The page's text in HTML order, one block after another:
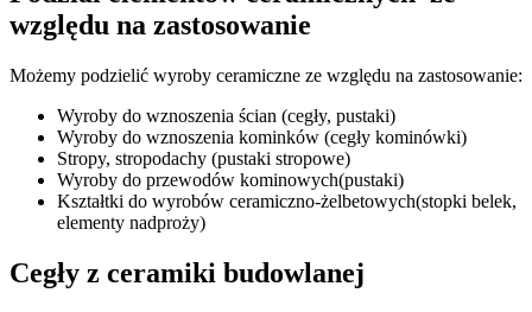
względu na zastosowanie
Możemy podzielić wyroby ceramiczne ze względu na zastosowanie:
Wyroby do wznoszenia ścian (cegły, pustaki)
Wyroby do wznoszenia kominków (cegły kominówki)
Stropy, stropodachy (pustaki stropowe)
Wyroby do przewodów kominowych(pustaki)
Kształtki do wyrobów ceramiczno-żelbetowych(stopki belek,
elementy nadproży)
Cegły z ceramiki budowlanej